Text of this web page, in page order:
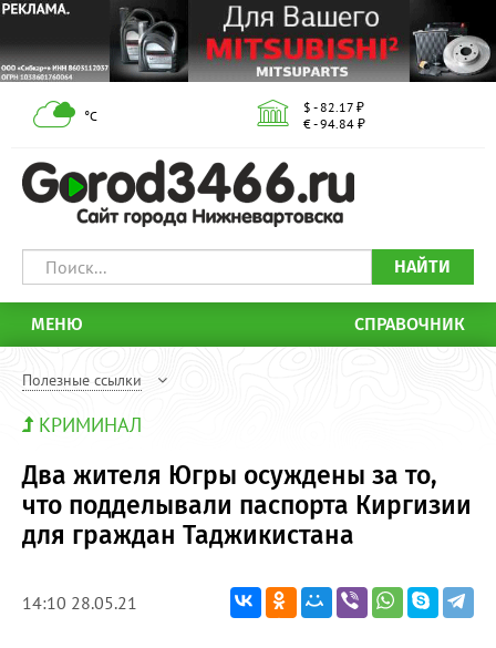
°С
$ - 82.17 ₽
€ - 94.84 ₽
НАЙТИ
МЕНЮ СПРАВОЧНИК
Полезные ссылки
КРИМИНАЛ
Два жителя Югры осуждены за то,
что подделывали паспорта Киргизии
для граждан Таджикистана
14:10 28.05.21